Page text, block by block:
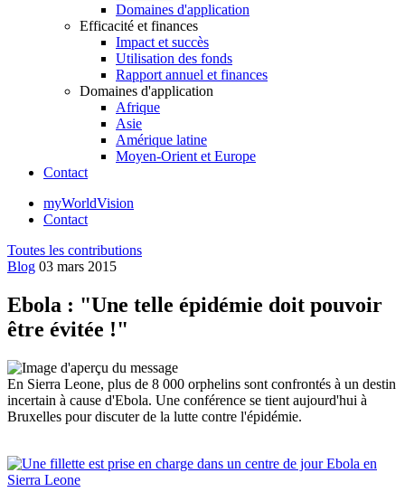
Domaines d'application
Efficacité et finances
Impact et succès
Utilisation des fonds
Rapport annuel et finances
Domaines d'application
Afrique
Asie
Amérique latine
Moyen-Orient et Europe
Contact
myWorldVision
Contact
Toutes les contributions
Blog 03 mars 2015
Ebola : "Une telle épidémie doit pouvoir
être évitée !"
En Sierra Leone, plus de 8 000 orphelins sont confrontés à un destin
incertain à cause d'Ebola. Une conférence se tient aujourd'hui à
Bruxelles pour discuter de la lutte contre l'épidémie.